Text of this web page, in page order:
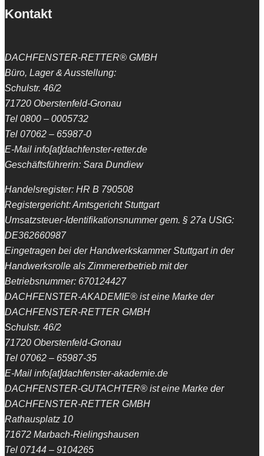
Kontakt
DACHFENSTER-RETTER® GMBH
Büro, Lager & Ausstellung:
Schulstr. 46/2
71720 Oberstenfeld-Gronau
Tel 0800 – 0005732
Tel 07062 – 65987-0
E-Mail info[at]dachfenster-retter.de
Geschäftsführerin: Sara Dundiew
Handelsregister: HR B 790508
Registergericht: Amtsgericht Stuttgart
Umsatzsteuer-Identifikationsnummer gem. § 27a UStG:
DE362660987
Eingetragen bei der Handwerkskammer Stuttgart in der
Handwerksrolle als Zimmererbetrieb mit der
Betriebsnummer: 670124427
DACHFENSTER-AKADEMIE® ist eine Marke der
DACHFENSTER-RETTER GMBH
Schulstr. 46/2
71720 Oberstenfeld-Gronau
Tel 07062 – 65987-35
E-Mail info[at]dachfenster-akademie.de
DACHFENSTER-GUTACHTER® ist eine Marke der
DACHFENSTER-RETTER GMBH
Rathausplatz 10
71672 Marbach-Rielingshausen
Tel 07144 – 9104265